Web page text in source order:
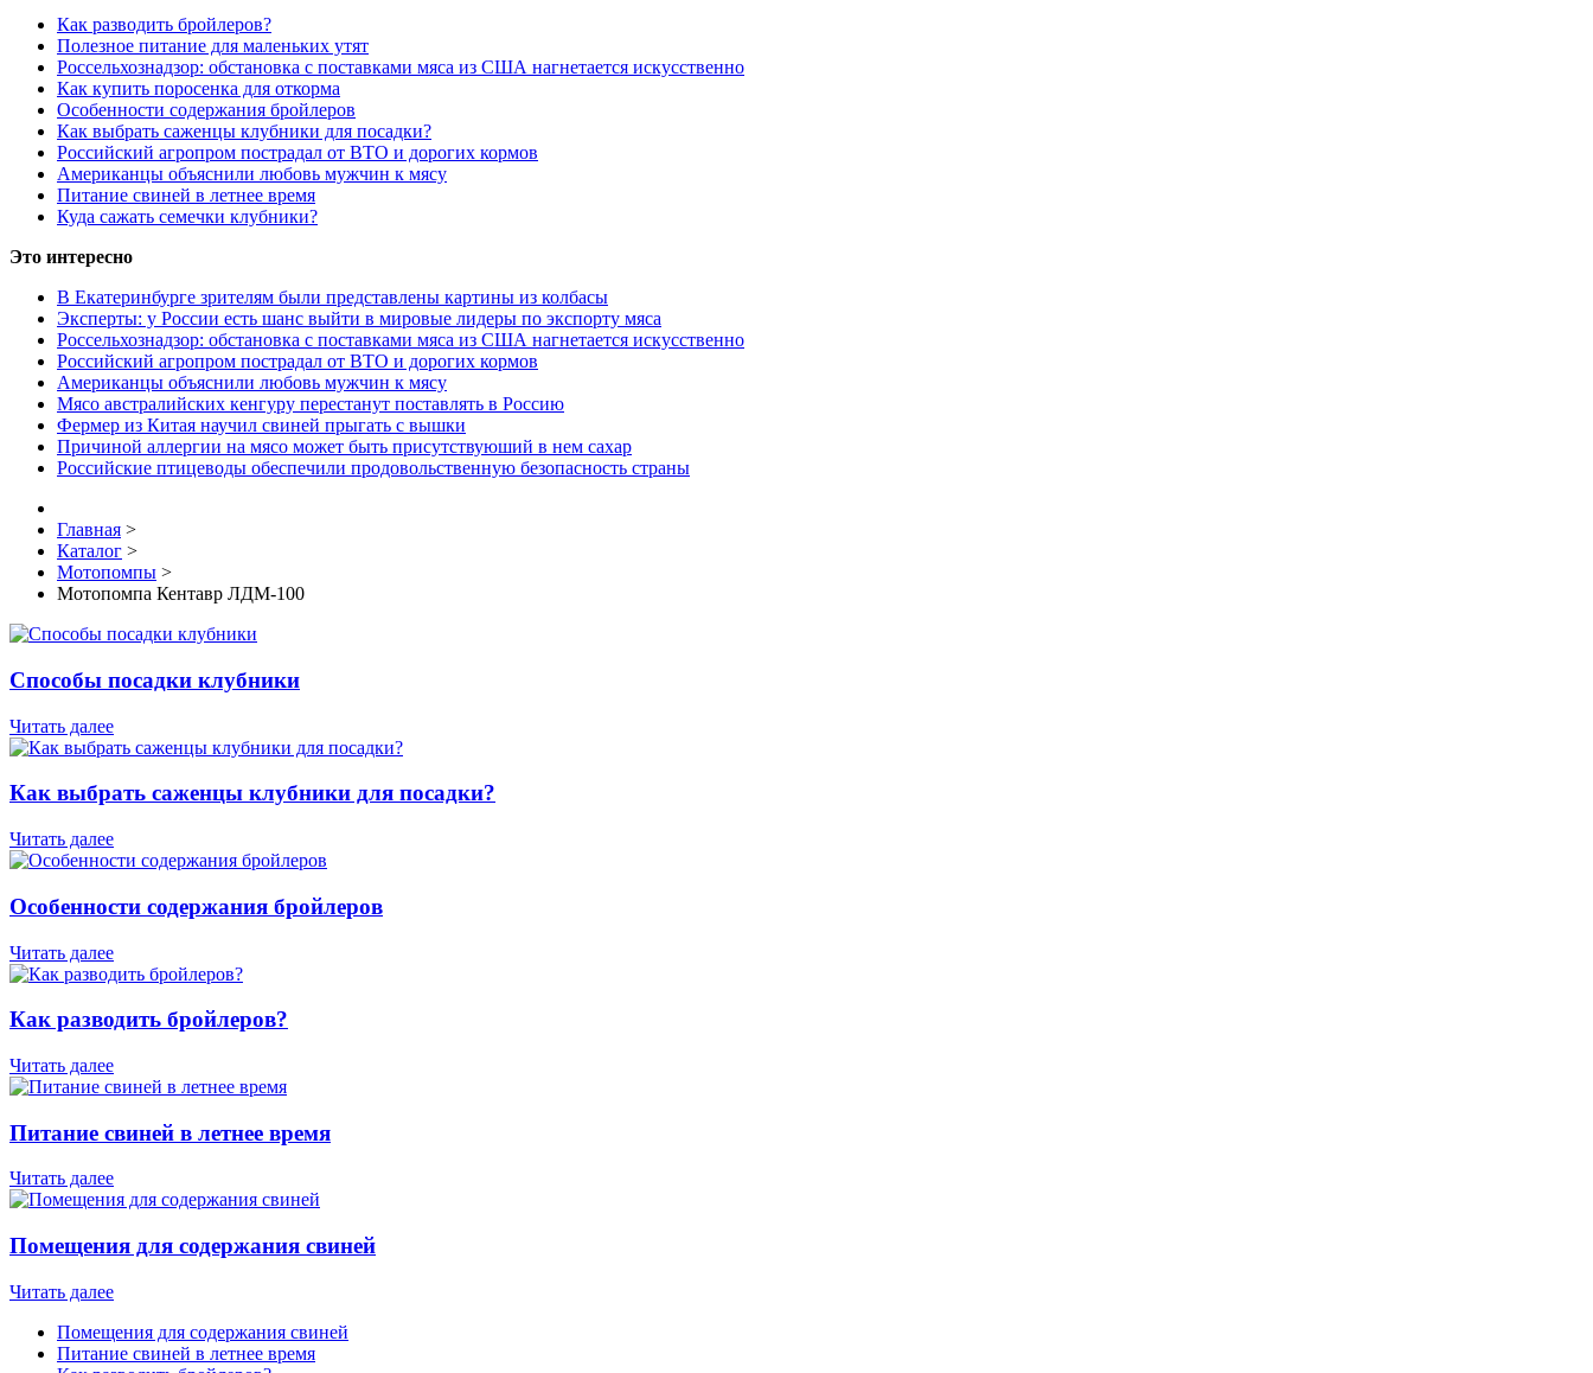
Как разводить бройлеров?
Полезное питание для маленьких утят
Россельхознадзор: обстановка с поставками мяса из США нагнетается искусственно
Как купить поросенка для откорма
Особенности содержания бройлеров
Как выбрать саженцы клубники для посадки?
Российский агропром пострадал от ВТО и дорогих кормов
Американцы объяснили любовь мужчин к мясу
Питание свиней в летнее время
Куда сажать семечки клубники?
Это интересно
В Екатеринбурге зрителям были представлены картины из колбасы
Эксперты: у России есть шанс выйти в мировые лидеры по экспорту мяса
Россельхознадзор: обстановка с поставками мяса из США нагнетается искусственно
Российский агропром пострадал от ВТО и дорогих кормов
Американцы объяснили любовь мужчин к мясу
Мясо австралийских кенгуру перестанут поставлять в Россию
Фермер из Китая научил свиней прыгать с вышки
Причиной аллергии на мясо может быть присутствуюший в нем сахар
Российские птицеводы обеспечили продовольственную безопасность страны
Главная >
Каталог >
Мотопомпы >
Мотопомпа Кентавр ЛДМ-100
Способы посадки клубники
Читать далее
Как выбрать саженцы клубники для посадки?
Читать далее
Особенности содержания бройлеров
Читать далее
Как разводить бройлеров?
Читать далее
Питание свиней в летнее время
Читать далее
Помещения для содержания свиней
Читать далее
Помещения для содержания свиней
Питание свиней в летнее время